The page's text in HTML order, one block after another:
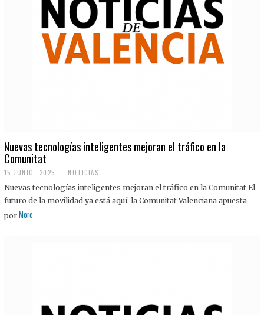
Nuevas tecnologías inteligentes mejoran el tráfico en la
Comunitat
15 JUNIO, 2025 NOTICIAS
Nuevas tecnologías inteligentes mejoran el tráfico en la Comunitat El
futuro de la movilidad ya está aquí: la Comunitat Valenciana apuesta
por More